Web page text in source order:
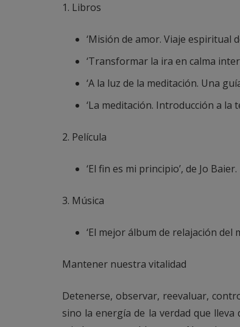
1. Libros
‘Misión de amor. Viaje espiritual
‘Transformar la ira en calma
‘A la luz de la meditación. Una
‘La meditación. Introducción a la
2. Película
‘El fin es mi principio’, de Jo Baier.
3. Música
‘El mejor álbum de relajación del
Mantener nuestra vitalidad
Detenerse, observar, reevaluar,
sino la energía de la verdad que